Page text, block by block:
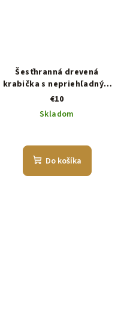
Šesťhranná drevená
krabička s nepriehľadným
vekom
€10
Skladom
Do košíka